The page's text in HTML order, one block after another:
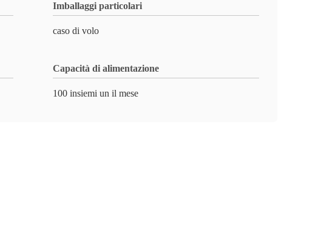
Imballaggi particolari
caso di volo
Capacità di alimentazione
100 insiemi un il mese